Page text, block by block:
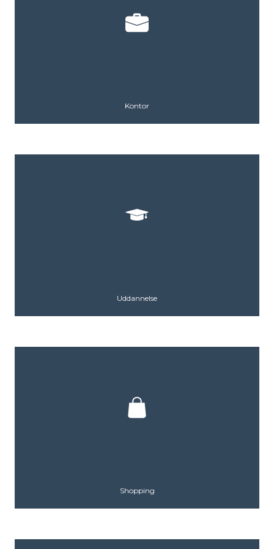
Kontor
Uddannelse
Shopping